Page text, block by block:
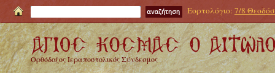
Εορτολόγιο: 7/8
Ορθόδοξος Ιεραποστολικός Σύνδεσμος